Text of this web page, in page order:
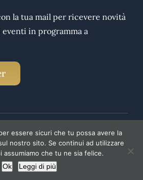
la tua mail per ricevere novità
in programma a
POLICY|TRASPARENZA
essere sicuri che tu possa avere la
nostro sito. Se continui ad utilizzare
assumiamo che tu ne sia felice.
Ok
Leggi di più